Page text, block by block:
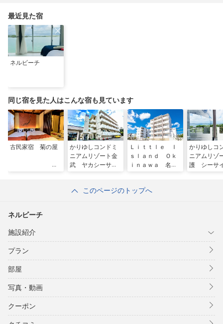
最近見た宿
ネルビーチ
同じ宿を見た人はこんな宿も見ています
古民家宿 菊の屋
かりゆしコンドミ
ニアムリゾート金
武 ヤカシーサイ
Ｌｉｔｔｌｅ Ｉ
ｓｌａｎｄ Ｏｋ
ｉｎａｗａ 名護
かりゆしコ
ニアムリゾ
護 シーサ
このページのトップへ
ネルビーチ
施設紹介
プラン
部屋
写真・動画
クーポン